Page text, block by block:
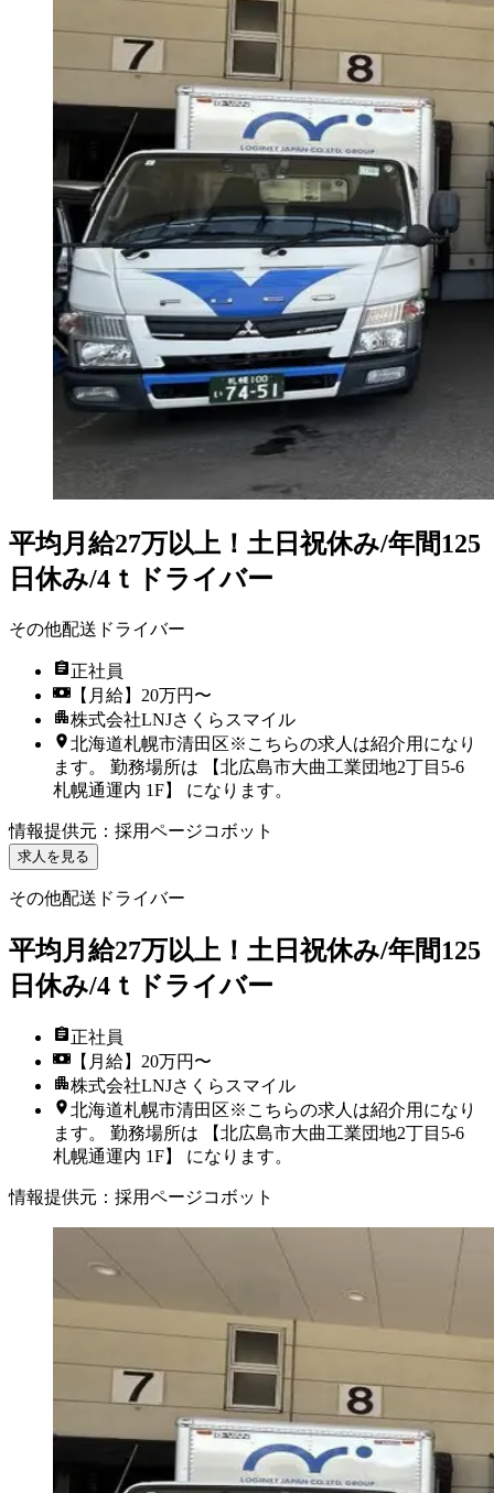
平均月給27万以上！土日祝休み/年間125
日休み/4ｔドライバー
その他配送ドライバー
正社員
【月給】20万円〜
株式会社LNJさくらスマイル
北海道札幌市清田区※こちらの求人は紹介用になり
ます。 勤務場所は 【北広島市大曲工業団地2丁目5-6
札幌通運内 1F】 になります。
情報提供元 ： 採用ページコボット
求人を見る
その他配送ドライバー
平均月給27万以上！土日祝休み/年間125
日休み/4ｔドライバー
正社員
【月給】20万円〜
株式会社LNJさくらスマイル
北海道札幌市清田区※こちらの求人は紹介用になり
ます。 勤務場所は 【北広島市大曲工業団地2丁目5-6
札幌通運内 1F】 になります。
情報提供元 ： 採用ページコボット